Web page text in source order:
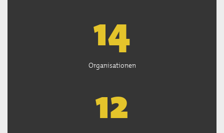
14
Organisationen
13